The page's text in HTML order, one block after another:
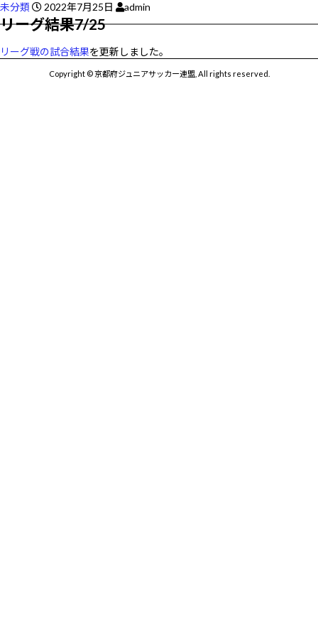
未分類 2022年7月25日 admin
リーグ結果7/25
リーグ戦の試合結果を更新しました。
Copyright © 京都府ジュニアサッカー連盟, All rights reserved.